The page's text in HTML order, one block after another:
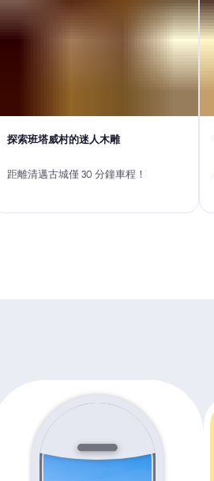
探索班塔威村的迷人木雕
距離清邁古城僅 30 分鐘車程！